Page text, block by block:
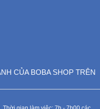
CỦA BOBA SHOP TRÊN